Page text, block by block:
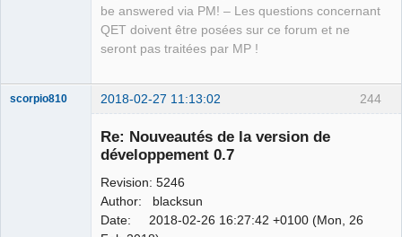
be answered via PM! – Les questions concernant
QET doivent être posées sur ce forum et ne
seront pas traitées par MP !
244
scorpio810 2018-02-27 11:13:02
Re: Nouveautés de la version de
développement 0.7
Revision: 5246
Author: blacksun
Date: 2018-02-26 16:27:42 +0100 (Mon, 26